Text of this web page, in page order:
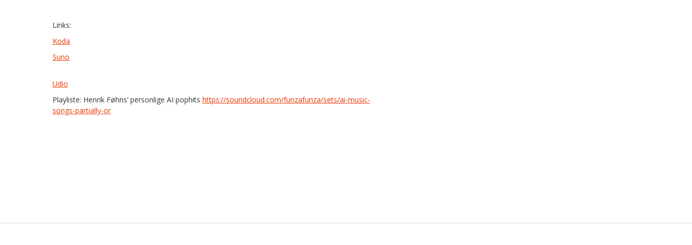
Links:
Koda
Suno
Udio
Playliste: Henrik Føhns’ personlige AI pophits https://soundcloud.com/funzafunza/sets/ai-music-
songs-partially-or